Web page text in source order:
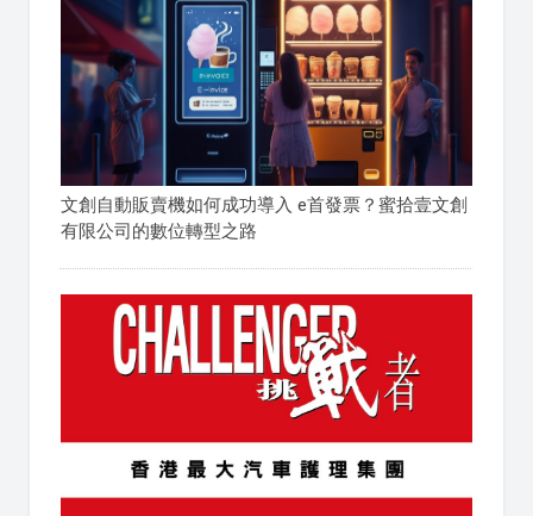
文創自動販賣機如何成功導入 e首發票？蜜拾壹文創
有限公司的數位轉型之路